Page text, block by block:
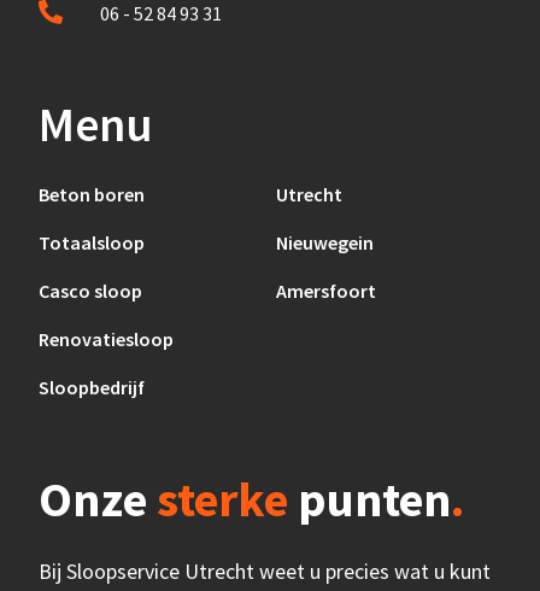
06 - 52 84 93 31
Menu
Beton boren
Totaalsloop
Casco sloop
Renovatiesloop
Sloopbedrijf
Utrecht
Nieuwegein
Amersfoort
Onze sterke punten.
Bij Sloopservice Utrecht weet u precies wat u kunt